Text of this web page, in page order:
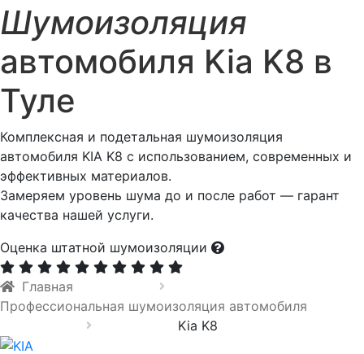
Шумоизоляция
автомобиля Kia K8 в
Туле
Комплексная и подетальная шумоизоляция
автомобиля KIA K8 с использованием, современных и
эффективных материалов.
Замеряем уровень шума до и после работ — гарант
качества нашей услуги.
Оценка штатной шумоизоляции
Главная
Профессиональная шумоизоляция автомобиля
Kia K8